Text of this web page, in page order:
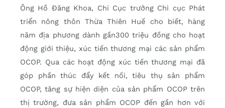
Ông Hồ Đăng Khoa, Chi Cục trưởng Chi cục Phát
triển nông thôn Thừa Thiên Huế cho biết, hàng
năm địa phương dành gần300 triệu đồng cho hoạt
động giới thiệu, xúc tiến thương mại các sản phẩm
OCOP. Qua các hoạt động xúc tiến thương mại đã
góp phần thúc đẩy kết nối, tiêu thụ sản phẩm
OCOP, tăng sự hiện diện của sản phẩm OCOP trên
thị trường, đưa sản phẩm OCOP đến gần hơn với